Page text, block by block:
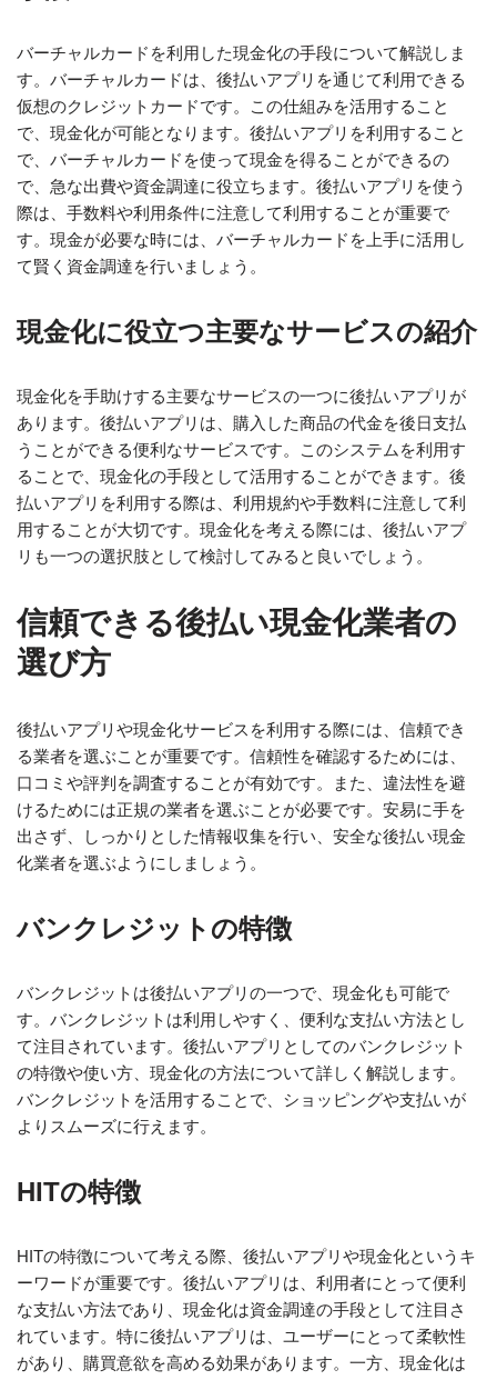
バーチャルカードを利用した現金化の手段について解説しま
す。バーチャルカードは、後払いアプリを通じて利用できる
仮想のクレジットカードです。この仕組みを活用すること
で、現金化が可能となります。後払いアプリを利用すること
で、バーチャルカードを使って現金を得ることができるの
で、急な出費や資金調達に役立ちます。後払いアプリを使う
際は、手数料や利用条件に注意して利用することが重要で
す。現金が必要な時には、バーチャルカードを上手に活用し
て賢く資金調達を行いましょう。
現金化に役立つ主要なサービスの紹介
現金化を手助けする主要なサービスの一つに後払いアプリが
あります。後払いアプリは、購入した商品の代金を後日支払
うことができる便利なサービスです。このシステムを利用す
ることで、現金化の手段として活用することができます。後
払いアプリを利用する際は、利用規約や手数料に注意して利
用することが大切です。現金化を考える際には、後払いアプ
リも一つの選択肢として検討してみると良いでしょう。
信頼できる後払い現金化業者の
選び方
後払いアプリや現金化サービスを利用する際には、信頼でき
る業者を選ぶことが重要です。信頼性を確認するためには、
口コミや評判を調査することが有効です。また、違法性を避
けるためには正規の業者を選ぶことが必要です。安易に手を
出さず、しっかりとした情報収集を行い、安全な後払い現金
化業者を選ぶようにしましょう。
バンクレジットの特徴
バンクレジットは後払いアプリの一つで、現金化も可能で
す。バンクレジットは利用しやすく、便利な支払い方法とし
て注目されています。後払いアプリとしてのバンクレジット
の特徴や使い方、現金化の方法について詳しく解説します。
バンクレジットを活用することで、ショッピングや支払いが
よりスムーズに行えます。
HITの特徴
HITの特徴について考える際、後払いアプリや現金化というキ
ーワードが重要です。後払いアプリは、利用者にとって便利
な支払い方法であり、現金化は資金調達の手段として注目さ
れています。特に後払いアプリは、ユーザーにとって柔軟性
があり、購買意欲を高める効果があります。一方、現金化は